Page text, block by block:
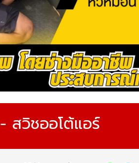
สวิชออโต้แอร์